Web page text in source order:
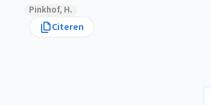
Pinkhof, H.
Citeren